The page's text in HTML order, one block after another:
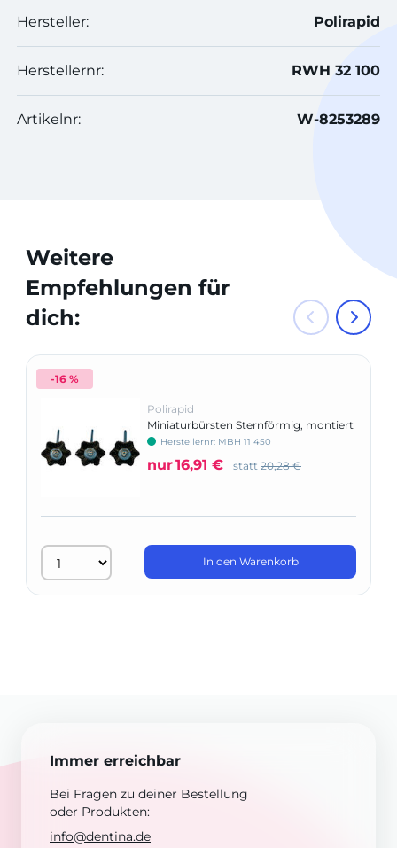
Hersteller: Polirapid
Herstellernr: RWH 32 100
Artikelnr: W-8253289
Weitere
Empfehlungen für
dich:
-16 %
Polirapid
Miniaturbürsten Sternförmig, montiert
Herstellernr: MBH 11 450
nur16,91 € statt 20,28 €
In den Warenkorb
Immer erreichbar
Bei Fragen zu deiner Bestellung
oder Produkten:
info@dentina.de